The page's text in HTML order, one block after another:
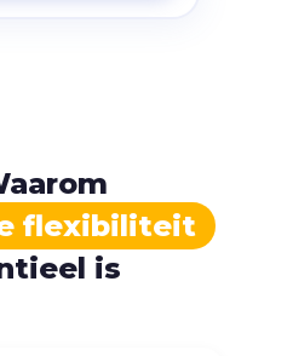
flexibiliteit
is